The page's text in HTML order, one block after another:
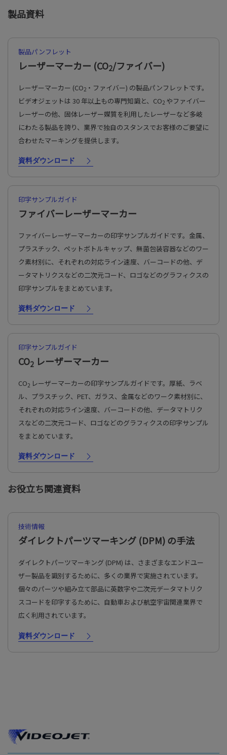
製品資料
製品パンフレット
レーザーマーカー (CO2/ファイバー)
レーザーマーカー (CO2 ・ファイバー) の製品パンフレットです。
ビデオジェットは 30 年以上もの専門知識と、CO2 やファイバー
レーザーの他、固体レーザー媒質を利用したレーザーなど多岐
にわたる製品を誇り、業界で独自のスタンスでお客様のご要望に
合わせたマーキングを提供します。
資料ダウンロード
印字サンプルガイド
ファイバーレーザーマーカー
ファイバーレーザーマーカーの印字サンプルガイドです。金属、
プラスチック、ペットボトルキャップ、無菌包装容器などのワー
ク素材別に、それぞれの対応ライン速度、バーコードの他、デ
ータマトリクスなどの二次元コード、ロゴなどのグラフィクスの
印字サンプルをまとめています。
資料ダウンロード
印字サンプルガイド
CO2 レーザーマーカー
CO2 レーザーマーカーの印字サンプルガイドです。厚紙、ラベ
ル、プラスチック、PET、ガラス、金属などのワーク素材別に、
それぞれの対応ライン速度、バーコードの他、データマトリク
スなどの二次元コード、ロゴなどのグラフィクスの印字サンプル
をまとめています。
資料ダウンロード
お役立ち関連資料
技術情報
ダイレクトパーツマーキング (DPM) の手法
ダイレクトパーツマーキング (DPM) は、さまざまなエンドユー
ザー製品を識別するために、多くの業界で実施されています。
個々のパーツや組み立て部品に英数字や二次元データマトリク
スコードを印字するために、自動車および航空宇宙関連業界で
広く利用されています。
資料ダウンロード